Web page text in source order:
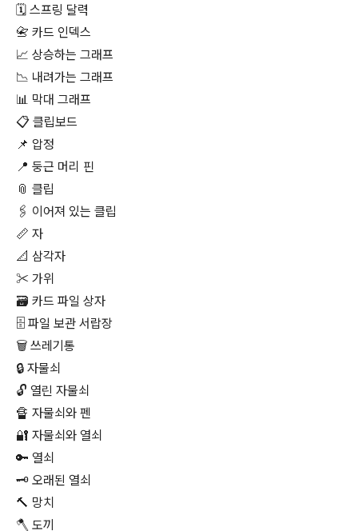
🗓 스프링 달력
📇 카드 인덱스
📈 상승하는 그래프
📉 내려가는 그래프
📊 막대 그래프
📋 클립보드
📌 압정
📍 둥근 머리 핀
📎 클립
🖇 이어져 있는 클립
📏 자
📐 삼각자
✂ 가위
🗃 카드 파일 상자
🗄 파일 보관 서랍장
🗑 쓰레기통
🔒 자물쇠
🔓 열린 자물쇠
🔏 자물쇠와 펜
🔐 자물쇠와 열쇠
🔑 열쇠
🗝 오래된 열쇠
🔨 망치
🪓 도끼